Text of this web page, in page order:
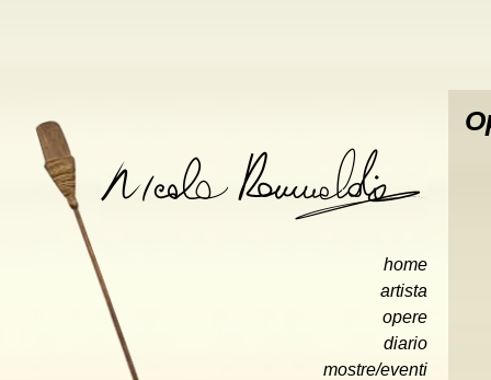
home
artista
opere
diario
mostre/eventi